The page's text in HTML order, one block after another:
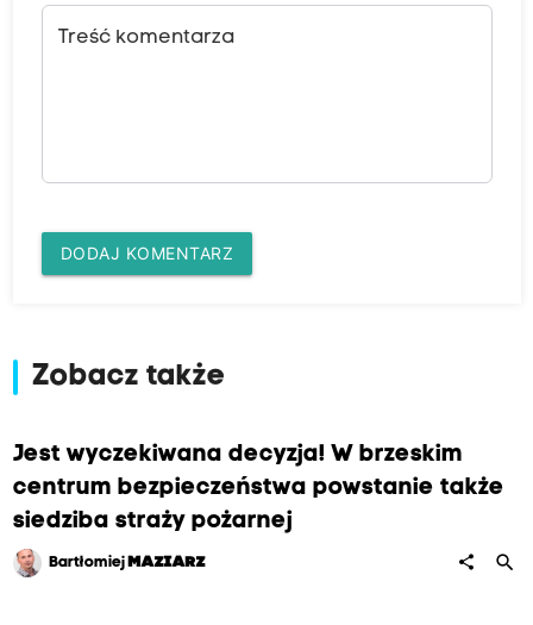
Treść komentarza
DODAJ KOMENTARZ
Zobacz także
Jest wyczekiwana decyzja! W brzeskim
centrum bezpieczeństwa powstanie także
siedziba straży pożarnej
Bartłomiej MAZIARZ share search